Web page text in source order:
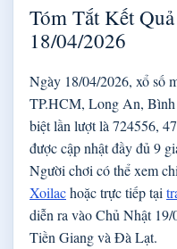
Tóm Tắt Kết
18/04/2026
Ngày 18/04/2026, xổ số
TP.HCM, Long An, Bình
biệt lần lượt là 724556,
được cập nhật đầy đủ 9
Người chơi có thể xem
Xoilachoặc trực tiếp tại
diễn ra vào Chủ Nhật
Tiền Giang và Đà Lạt.